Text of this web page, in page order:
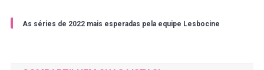
As séries de 2022 mais esperadas pela equipe Lesbocine